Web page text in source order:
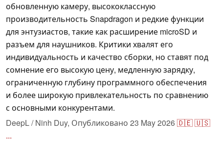
обновленную камеру, высококлассную
производительность Snapdragon и редкие функции
для энтузиастов, такие как расширение microSD и
разъем для наушников. Критики хвалят его
индивидуальность и качество сборки, но ставят под
сомнение его высокую цену, медленную зарядку,
ограниченную глубину программного обеспечения
и более широкую привлекательность по сравнению
с основными конкурентами.
DeepL / Ninh Duy, Опубликовано 23 May 2026🇩🇪🇺🇸
...